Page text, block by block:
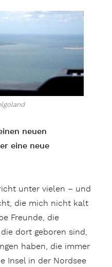
neuen
eine neue
unter vielen – und
die mich nicht kalt
Freunde, die
dort geboren sind,
haben, die immer
Insel in der Nordsee